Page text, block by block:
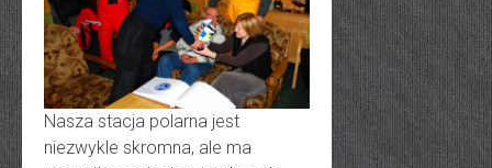
Nasza stacja polarna jest
niezwykle skromna, ale ma